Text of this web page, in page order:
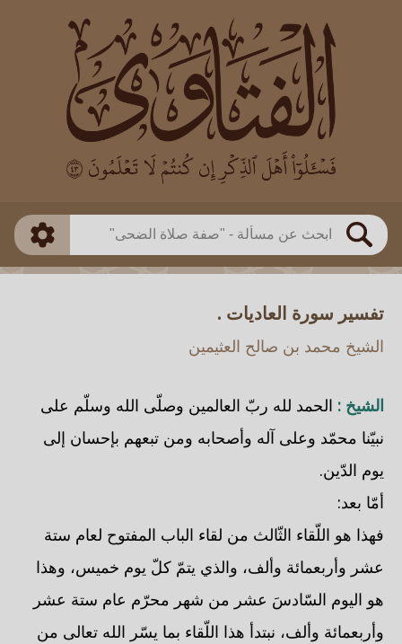
بحث
العالم
بن باز
بن العثيمين
اللجنة الدائمة
طريقة البحث
ذكي
تفسير سورة العاديات .
الشيخ محمد بن صالح العثيمين
الشيخ : الحمد لله ربّ العالمين وصلّى الله وسلّم على
نبيّنا محمّد وعلى آله وأصحابه ومن تبعهم بإحسان إلى
يوم الدّين.
أمّا بعد:
فهذا هو اللّقاء الثّالث من لقاء الباب المفتوح لعام ستة
عشر وأربعمائة وألف، والذي يتمّ كلّ يوم خميس، وهذا
هو اليوم السّادسَ عشر من شهر محرّم عام ستة عشر
وأربعمائة وألف، نبتدأ هذا اللّقاء بما يسّر الله تعالى من